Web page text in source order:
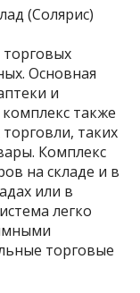
(Солярис)
Основная
и
также
таких
Комплекс
на складе и в
или в
легко
торговые